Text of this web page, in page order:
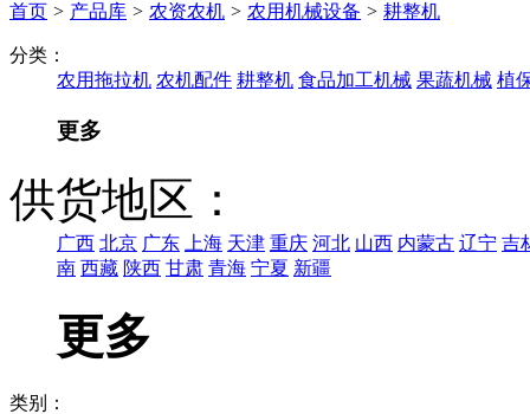
首页 > 产品库 > 农资农机 > 农用机械设备 > 耕整机
分类：
农用拖拉机 农机配件 耕整机 食品加工机械 果蔬机械 植
更多
供货地区：
广西 北京 广东 上海 天津 重庆 河北 山西 内蒙古 辽宁 吉
南 西藏 陕西 甘肃 青海 宁夏 新疆
更多
类别：